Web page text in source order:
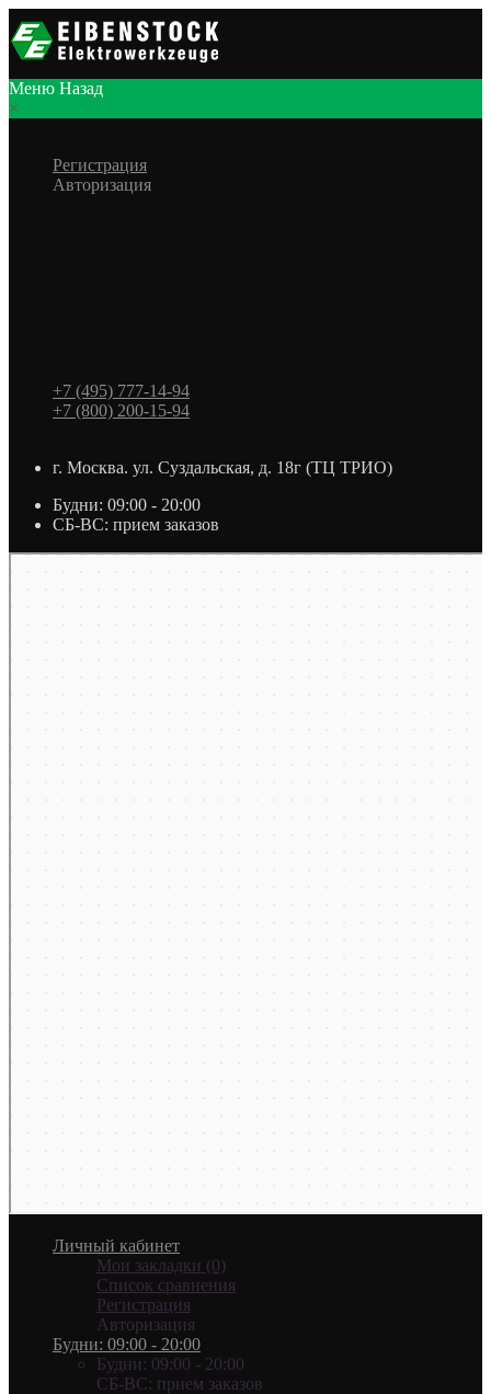
Меню Назад
×
Регистрация
Авторизация
+7 (495) 777-14-94
+7 (800) 200-15-94
г. Москва. ул. Суздальская, д. 18г (ТЦ ТРИО)
Будни: 09:00 - 20:00
СБ-ВС: прием заказов
Личный кабинет
Мои закладки (0)
Список сравнения
Регистрация
Авторизация
Будни: 09:00 - 20:00
Будни: 09:00 - 20:00
СБ-ВС: прием заказов